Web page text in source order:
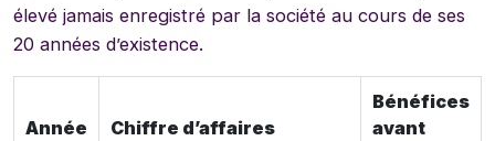
élevé jamais enregistré par la société au cours de ses
20 années d’existence.
Année Chiffre d’affaires
Bénéfices
avant